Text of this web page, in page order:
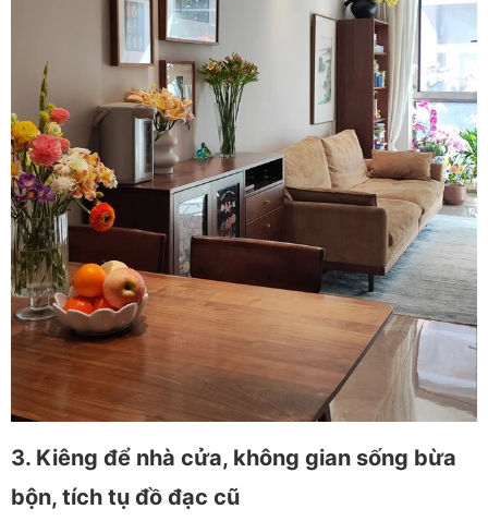
3. Kiêng để nhà cửa, không gian sống bừa
bộn, tích tụ đồ đạc cũ